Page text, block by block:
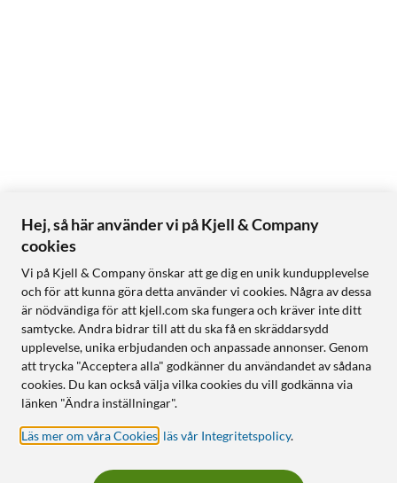
Hej, så här använder vi på Kjell & Company
cookies
Vi på Kjell & Company önskar att ge dig en unik kundupplevelse
och för att kunna göra detta använder vi cookies. Några av dessa
är nödvändiga för att kjell.com ska fungera och kräver inte ditt
samtycke. Andra bidrar till att du ska få en skräddarsydd
upplevelse, unika erbjudanden och anpassade annonser. Genom
att trycka "Acceptera alla" godkänner du användandet av sådana
cookies. Du kan också välja vilka cookies du vill godkänna via
länken "Ändra inställningar".
Läs mer om våra Cookies läs vår Integritetspolicy.